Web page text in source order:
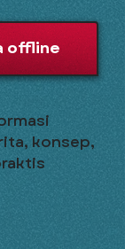
offline
konsep,